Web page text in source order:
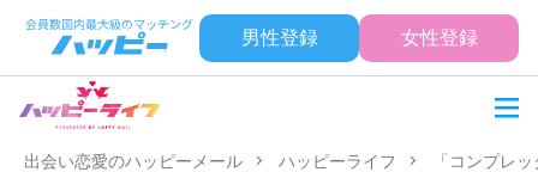
男性登録 女性登録
出会い恋愛のハッピーメール ハッピーライフ 「コンプレ